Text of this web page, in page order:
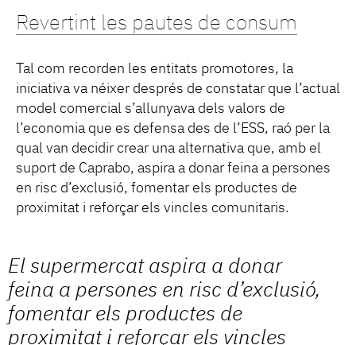
Revertint les pautes de consum
Tal com recorden les entitats promotores, la
iniciativa va néixer després de constatar que l’actual
model comercial s’allunyava dels valors de
l’economia que es defensa des de l’ESS, raó per la
qual van decidir crear una alternativa que, amb el
suport de Caprabo, aspira a donar feina a persones
en risc d’exclusió, fomentar els productes de
proximitat i reforçar els vincles comunitaris.
El supermercat aspira a donar
feina a persones en risc d’exclusió,
fomentar els productes de
proximitat i reforçar els vincles